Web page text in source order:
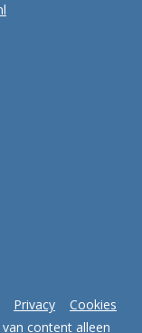
Privacy
Cookies
content alleen